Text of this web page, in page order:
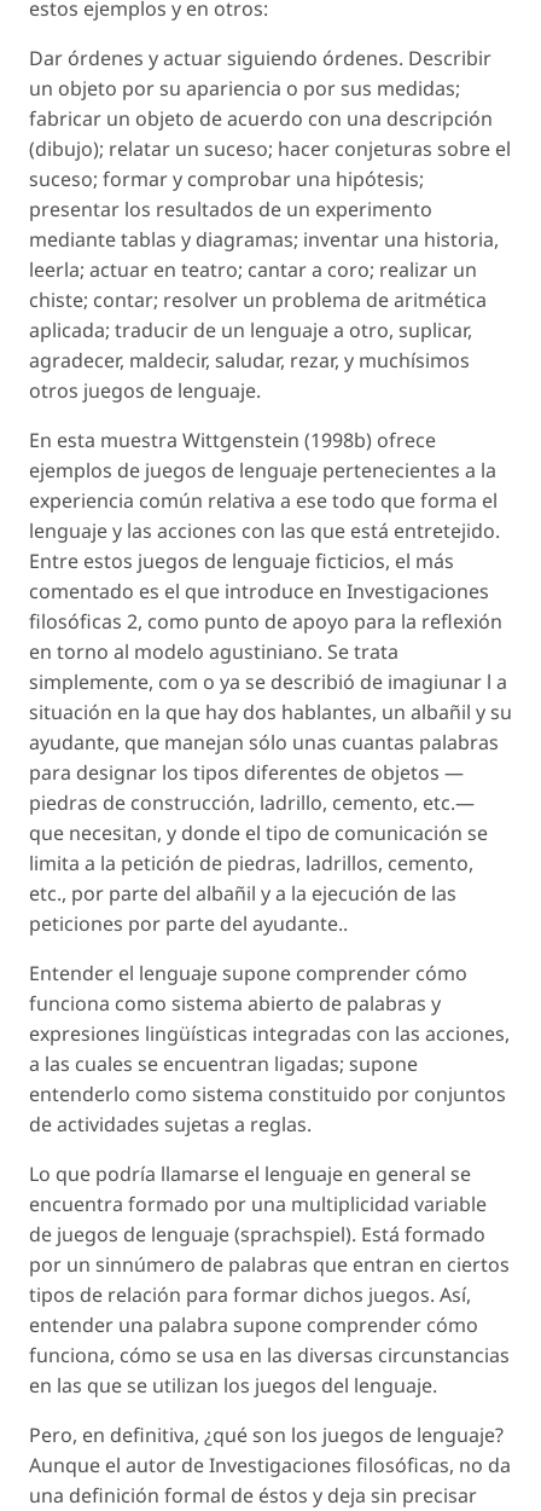
estos ejemplos y en otros:
Dar órdenes y actuar siguiendo órdenes. Describir
un objeto por su apariencia o por sus medidas;
fabricar un objeto de acuerdo con una descripción
(dibujo); relatar un suceso; hacer conjeturas sobre el
suceso; formar y comprobar una hipótesis;
presentar los resultados de un experimento
mediante tablas y diagramas; inventar una historia,
leerla; actuar en teatro; cantar a coro; realizar un
chiste; contar; resolver un problema de aritmética
aplicada; traducir de un lenguaje a otro, suplicar,
agradecer, maldecir, saludar, rezar, y muchísimos
otros juegos de lenguaje.
En esta muestra Wittgenstein (1998b) ofrece
ejemplos de juegos de lenguaje pertenecientes a la
experiencia común relativa a ese todo que forma el
lenguaje y las acciones con las que está entretejido.
Entre estos juegos de lenguaje ficticios, el más
comentado es el que introduce en Investigaciones
filosóficas 2, como punto de apoyo para la reflexión
en torno al modelo agustiniano. Se trata
simplemente, com o ya se describió de imagiunar l a
situación en la que hay dos hablantes, un albañil y su
ayudante, que manejan sólo unas cuantas palabras
para designar los tipos diferentes de objetos —
piedras de construcción, ladrillo, cemento, etc.—
que necesitan, y donde el tipo de comunicación se
limita a la petición de piedras, ladrillos, cemento,
etc., por parte del albañil y a la ejecución de las
peticiones por parte del ayudante..
Entender el lenguaje supone comprender cómo
funciona como sistema abierto de palabras y
expresiones lingüísticas integradas con las acciones,
a las cuales se encuentran ligadas; supone
entenderlo como sistema constituido por conjuntos
de actividades sujetas a reglas.
Lo que podría llamarse el lenguaje en general se
encuentra formado por una multiplicidad variable
de juegos de lenguaje (sprachspiel). Está formado
por un sinnúmero de palabras que entran en ciertos
tipos de relación para formar dichos juegos. Así,
entender una palabra supone comprender cómo
funciona, cómo se usa en las diversas circunstancias
en las que se utilizan los juegos del lenguaje.
Pero, en definitiva, ¿qué son los juegos de lenguaje?
Aunque el autor de Investigaciones filosóficas, no da
una definición formal de éstos y deja sin precisar